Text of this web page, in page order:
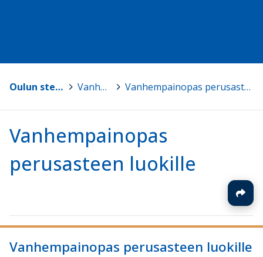
Oulun steinerkoulu Vanhemmille Vanhempainopas perusasteen luokille
Vanhempainopas
perusasteen luokille
Vanhempainopas perusasteen luokille